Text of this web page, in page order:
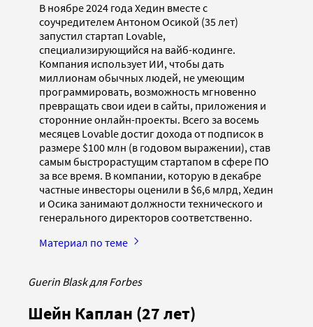
В ноябре 2024 года Хедин вместе с
соучредителем Антоном Осикой (35 лет)
запустил стартап Lovable,
специализирующийся на вайб-кодинге.
Компания использует ИИ, чтобы дать
миллионам обычных людей, не умеющим
программировать, возможность мгновенно
превращать свои идеи в сайты, приложения и
сторонние онлайн-проекты. Всего за восемь
месяцев Lovable достиг дохода от подписок в
размере $100 млн (в годовом выражении), став
самым быстрорастущим стартапом в сфере ПО
за все время. В компании, которую в декабре
частные инвесторы оценили в $6,6 млрд, Хедин
и Осика занимают должности технического и
генерального директоров соответственно.
Материал по теме
Guerin Blask для Forbes
Шейн Каплан (27 лет)